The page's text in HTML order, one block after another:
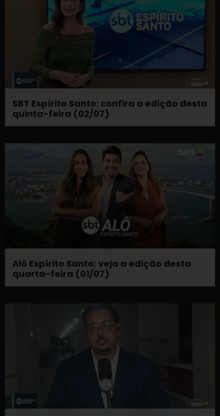
SBT Espírito Santo: confira a edição desta
quinta-feira (02/07)
Alô Espírito Santo: veja a edição desta
quarta-feira (01/07)